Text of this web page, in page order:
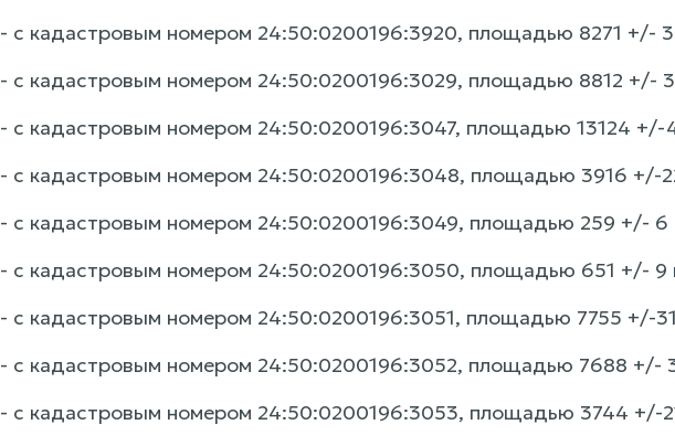
- с кадастровым номером 24:50:0200196:3920, площадью 8271 +/-
- с кадастровым номером 24:50:0200196:3029, площадью 8812 +/-
- с кадастровым номером 24:50:0200196:3047, площадью 13124 +/-
- с кадастровым номером 24:50:0200196:3048, площадью 3916 +/-
- с кадастровым номером 24:50:0200196:3049, площадью 259 +/- 6
- с кадастровым номером 24:50:0200196:3050, площадью 651 +/- 9
- с кадастровым номером 24:50:0200196:3051, площадью 7755 +/-
- с кадастровым номером 24:50:0200196:3052, площадью 7688 +/-
- с кадастровым номером 24:50:0200196:3053, площадью 3744 +/-